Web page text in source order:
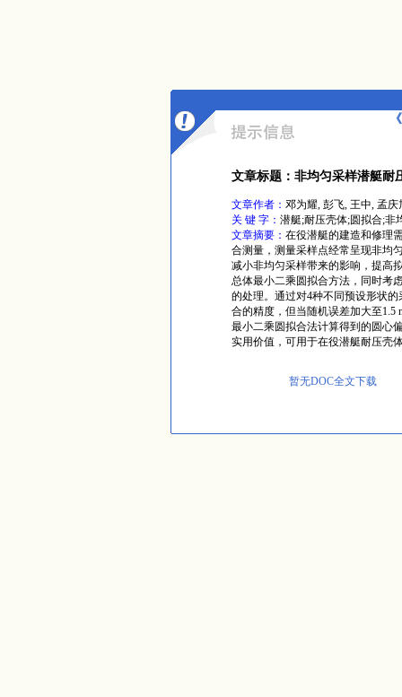
文章标题：非均匀采样潜艇耐
文章作者： 邓为耀, 彭飞, 王中, 孟
关 键 字： 潜艇;耐压壳体;圆拟合;非
文章摘要： 在役潜艇的建造和修理
合测量，测量采样点经常呈现非均
减小非均匀采样带来的影响，提高
总体最小二乘圆拟合方法，同时考
的处理。通过对4种不同预设形状
合的精度，但当随机误差加大至1.5
最小二乘圆拟合法计算得到的圆心
实用价值，可用于在役潜艇耐压壳
暂无DOC全文下载